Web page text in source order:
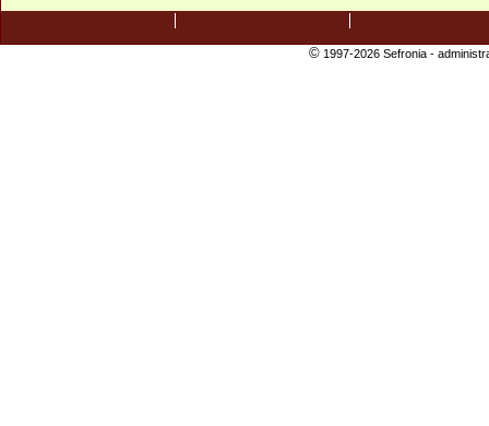
©1997-2026 Sefronia -